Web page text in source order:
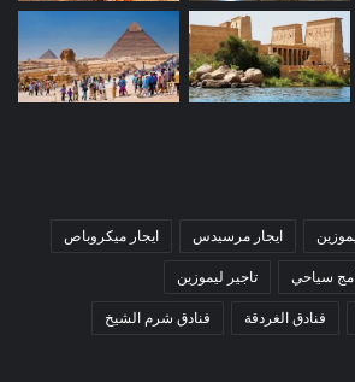
ايجار مرسيدس ايجار ميكروباص
سياحي تاجير ليموزين
فنادق الغردقة فنادق شرم الشيخ